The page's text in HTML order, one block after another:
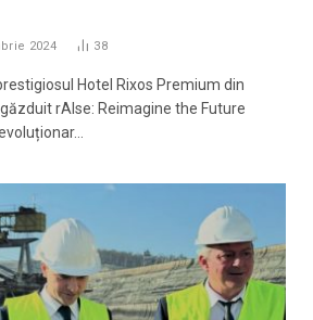
2024 38
Hotel Rixos Premium din
rAIse: Reimagine the Future